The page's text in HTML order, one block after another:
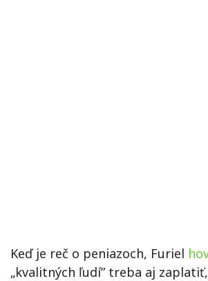
Keď je reč o peniazoch, Furiel
„kvalitných ľudí” treba aj